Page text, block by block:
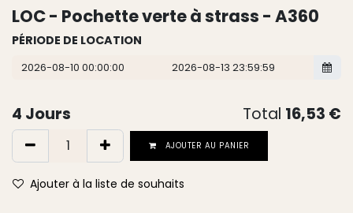
LOC - Pochette verte à strass - A360
PÉRIODE DE LOCATION
4 Jours Total 16,53 €
AJOUTER AU PANIER
Ajouter à la liste de souhaits